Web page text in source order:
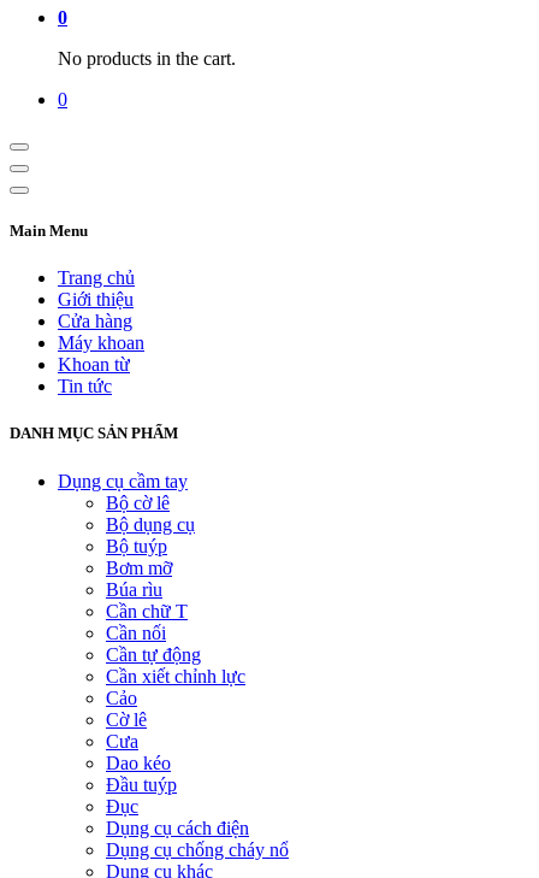
0
No products in the cart.
0
Main Menu
Trang chủ
Giới thiệu
Cửa hàng
Máy khoan
Khoan từ
Tin tức
DANH MỤC SẢN PHẨM
Dụng cụ cầm tay
Bộ cờ lê
Bộ dụng cụ
Bộ tuýp
Bơm mỡ
Búa rìu
Cần chữ T
Cần nối
Cần tự động
Cần xiết chỉnh lực
Cảo
Cờ lê
Cưa
Dao kéo
Đầu tuýp
Đục
Dụng cụ cách điện
Dụng cụ chống cháy nổ
Dụng cụ khác